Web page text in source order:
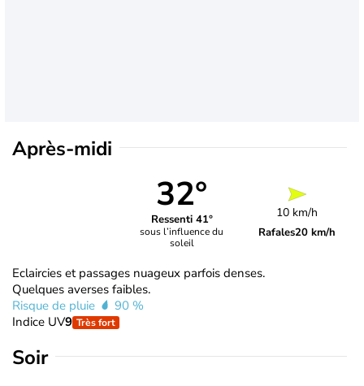
Après-midi
32°
Ressenti 41°
sous l’influence du
soleil
10 km/h
Rafales20 km/h
Eclaircies et passages nuageux parfois denses.
Quelques averses faibles.
Risque de pluie
90 %
Indice UV9 Très fort
Soir